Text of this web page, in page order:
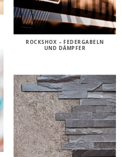
ROCKSHOX – FEDERGABELN
UND DÄMPFER